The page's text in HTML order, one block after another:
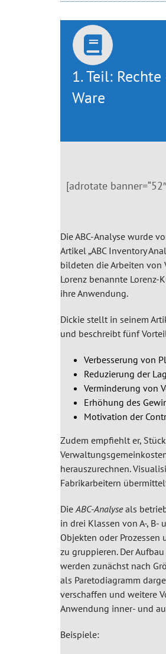
1. Teil:
Ware
[adrotate
Die ABC-Analyse wurde
Artikel „ABC Inventory
bildeten die Arbeiten von
Lorenz benannte Lorenz-
ihre Anwendung.
Dickie stellt in seinem
und beschreibt fünf
Verbesserung von
Reduzierung der
Verminderung von
Erhöhung des
Motivation der
Zudem empfiehlt er,
herauszurechnen.
Fabrikarbeitern
DieABC-Analyseals
in drei Klassen von A-, B-
Objekten oder
zu gruppieren. Der
werden zunächst nach
als Paretodiagramm
verschaffen und weitere
Anwendung inner- und
Beispiele: